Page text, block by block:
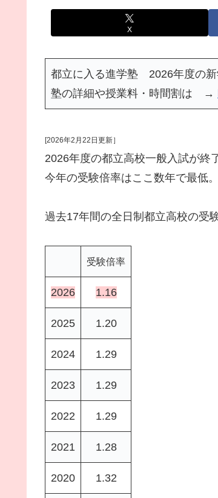
X
都立に入る進学塾 2026年度の
塾の詳細や授業料・時間割は →
[2026年2月22日更新］
2026年度の都立高校一般入試が終
今年の受験倍率はここ数年で最低。
過去17年間の全日制都立高校の受
受験倍率
2026 1.16
2025 1.20
2024 1.29
2023 1.29
2022 1.29
2021 1.28
2020 1.32